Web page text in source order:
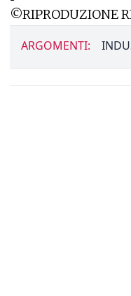
©RIPRODUZIONE
ARGOMENTI: